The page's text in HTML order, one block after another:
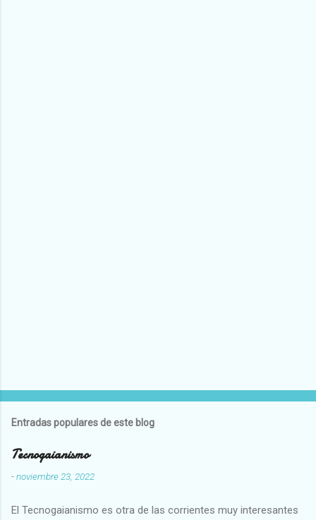
Entradas populares de este blog
Tecnogaianismo
-noviembre 23, 2022
El Tecnogaianismo es otra de las corrientes muy interesantes